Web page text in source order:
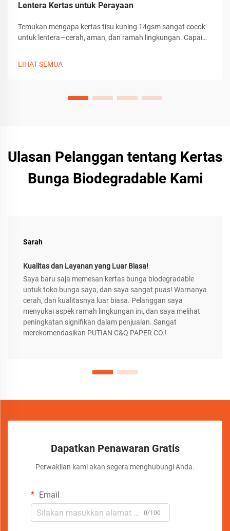
Lentera Kertas untuk Perayaan
Temukan mengapa kertas tisu kuning 14gsm sangat cocok
untuk lentera—cerah, aman, dan ramah lingkungan. Capai
LIHAT SEMUA
Ulasan Pelanggan tentang Kertas
Bunga Biodegradable Kami
Sarah
Kualitas dan Layanan yang Luar Biasa!
Saya baru saja memesan kertas bunga biodegradable
untuk toko bunga saya, dan saya sangat puas! Warnanya
cerah, dan kualitasnya luar biasa. Pelanggan saya
menyukai aspek ramah lingkungan ini, dan saya melihat
peningkatan signifikan dalam penjualan. Sangat
merekomendasikan PUTIAN C&Q PAPER CO.!
Dapatkan Penawaran Gratis
Perwakilan kami akan segera menghubungi Anda.
Email
0/100